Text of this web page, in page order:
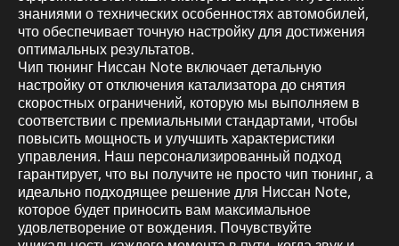
знаниями о технических особенностях автомобилей,
что обеспечивает точную настройку для достижения
оптимальных результатов.
Чип тюнинг Ниссан Note включает детальную
настройку от отключения катализатора до снятия
скоростных ограничений, которую мы выполняем в
соответствии с премиальными стандартами, чтобы
повысить мощность и улучшить характеристики
управления. Наш персонализированный подход
гарантирует, что вы получите не просто чип тюнинг, а
идеально подходящее решение для Ниссан Note,
которое будет приносить вам максимальное
удовлетворение от вождения. Почувствуйте